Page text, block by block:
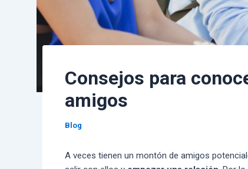
Consejos para
amigos
Blog
A veces tienen un montón de amigos